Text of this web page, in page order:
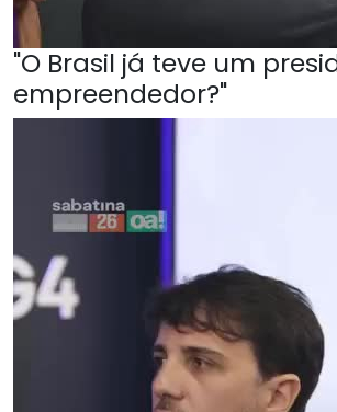
"O Brasil já teve um
empreendedor?"